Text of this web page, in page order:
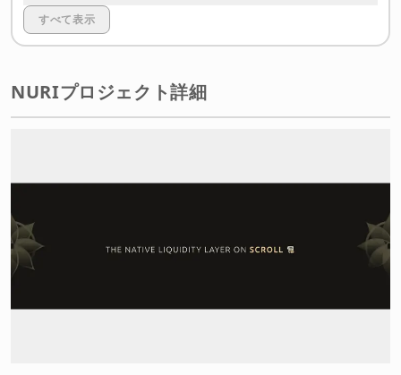
すべて表示
NURIプロジェクト詳細